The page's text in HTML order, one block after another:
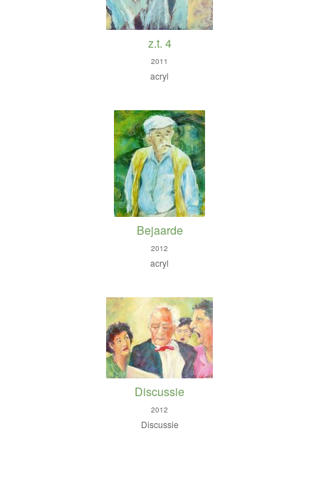
z.t. 4
2011
acryl
Bejaarde
2012
acryl
Discussie
2012
Discussie